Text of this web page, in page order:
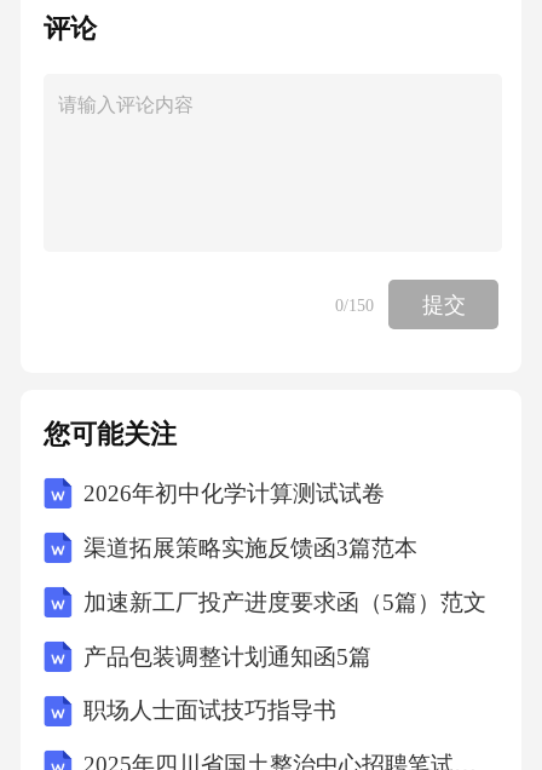
MSCs已成为肿瘤研究领域的热点之一。
CMSCs的定义可以从以下几个方面进行阐述：
（1）高表达干细胞相关标记物：如CD44、CD2
4、ALDH1、Oct4、Nanog等。其中，CD44、C
D24和ALDH1被认为是CMSCs的特异性标记
（2）低表达成熟细胞标记物：如CD31、CD34
等。这些标记物在正常组织干细胞中高表达，
评论
0/150 提交
您可能关注
2026年初中化学计算测试试卷
渠道拓展策略实施反馈函3篇范本
加速新工厂投产进度要求函（5篇）范文
产品包装调整计划通知函5篇
职场人士面试技巧指导书
2025年四川省国土整治中心招聘笔试真题